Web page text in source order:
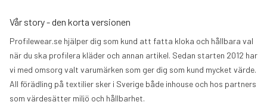
Vår story - den korta versionen
Profilewear.se hjälper dig som kund att fatta kloka och hållbara val
när du ska profilera kläder och annan artikel. Sedan starten 2012 har
vi med omsorg valt varumärken som ger dig som kund mycket värde.
All förädling på textilier sker i Sverige både inhouse och hos partners
som värdesätter miljö och hållbarhet.